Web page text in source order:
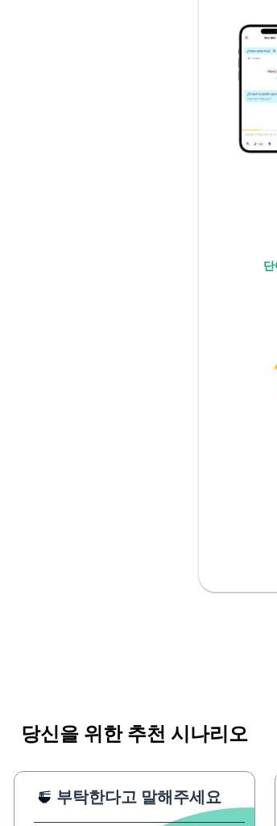
당신을 위한 추천 시나리오
부탁한다고 말해주세요